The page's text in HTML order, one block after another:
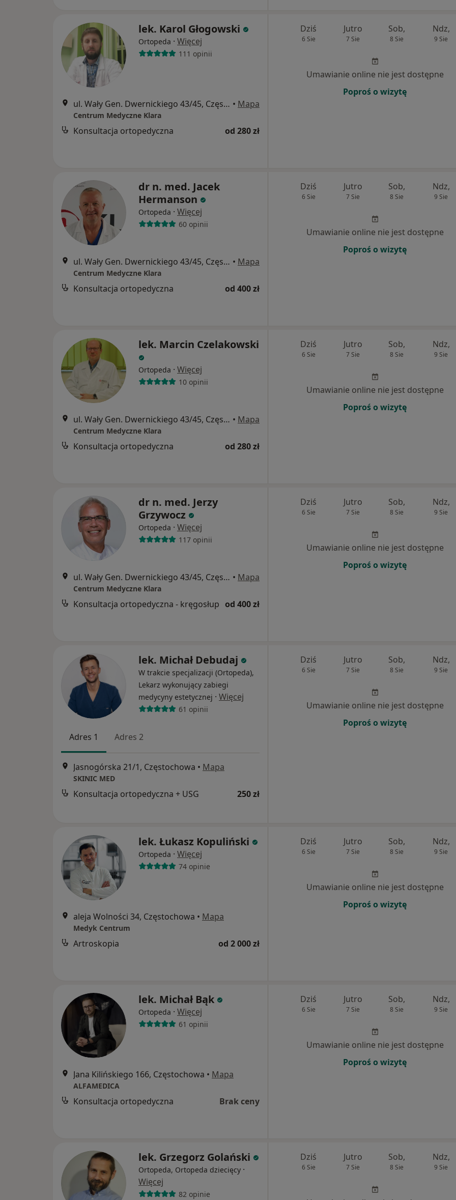
lek. Karol Głogowski
Ortopeda · Więcej
111 opinii
ul. Wały Gen. Dwernickiego 43/45, Częstochowa • Mapa
Centrum Medyczne Klara
Konsultacja ortopedyczna od 280 zł
Dziś
6 Sie
Jutro
7 Sie
Sob,
8 Sie
Ndz,
9 Sie
Umawianie online nie jest dostępne
Poproś o wizytę
dr n. med. Jacek
Hermanson
Ortopeda · Więcej
60 opinii
ul. Wały Gen. Dwernickiego 43/45, Częstochowa • Mapa
Centrum Medyczne Klara
Konsultacja ortopedyczna od 400 zł
Dziś
6 Sie
Jutro
7 Sie
Sob,
8 Sie
Ndz,
9 Sie
Umawianie online nie jest dostępne
Poproś o wizytę
lek. Marcin Czelakowski
Ortopeda · Więcej
10 opinii
ul. Wały Gen. Dwernickiego 43/45, Częstochowa • Mapa
Centrum Medyczne Klara
Konsultacja ortopedyczna od 280 zł
Dziś
6 Sie
Jutro
7 Sie
Sob,
8 Sie
Ndz,
9 Sie
Umawianie online nie jest dostępne
Poproś o wizytę
dr n. med. Jerzy
Grzywocz
Ortopeda · Więcej
117 opinii
ul. Wały Gen. Dwernickiego 43/45, Częstochowa • Mapa
Centrum Medyczne Klara
Konsultacja ortopedyczna - kręgosłup od 400 zł
Dziś
6 Sie
Jutro
7 Sie
Sob,
8 Sie
Ndz,
9 Sie
Umawianie online nie jest dostępne
Poproś o wizytę
lek. Michał Debudaj
W trakcie specjalizacji (Ortopeda),
Lekarz wykonujący zabiegi
medycyny estetycznej · Więcej
61 opinii
Adres 1 Adres 2
Jasnogórska 21/1, Częstochowa • Mapa
SKINIC MED
Konsultacja ortopedyczna + USG 250 zł
Dziś
6 Sie
Jutro
7 Sie
Sob,
8 Sie
Ndz,
9 Sie
Umawianie online nie jest dostępne
Poproś o wizytę
lek. Łukasz Kopuliński
Ortopeda · Więcej
74 opinie
aleja Wolności 34, Częstochowa • Mapa
Medyk Centrum
Artroskopia od 2 000 zł
Dziś
6 Sie
Jutro
7 Sie
Sob,
8 Sie
Ndz,
9 Sie
Umawianie online nie jest dostępne
Poproś o wizytę
lek. Michał Bąk
Ortopeda · Więcej
61 opinii
Jana Kilińskiego 166, Częstochowa • Mapa
ALFAMEDICA
Konsultacja ortopedyczna Brak ceny
Dziś
6 Sie
Jutro
7 Sie
Sob,
8 Sie
Ndz,
9 Sie
Umawianie online nie jest dostępne
Poproś o wizytę
lek. Grzegorz Golański
Ortopeda, Ortopeda dziecięcy ·
Więcej
82 opinie
Dziś
6 Sie
Jutro
7 Sie
Sob,
8 Sie
Ndz,
9 Sie